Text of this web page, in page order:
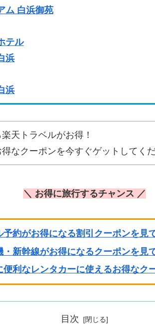
ム 白浜御苑
テル
浜
浜
天トラベルがお得！
なクーポンを今すぐゲットしてくだ
＼ お得に旅行するチャンス ／
約がお得になる割引クーポンを見
新幹線がお得になるクーポンを見
利なレンタカーに使えるお得なク
目次